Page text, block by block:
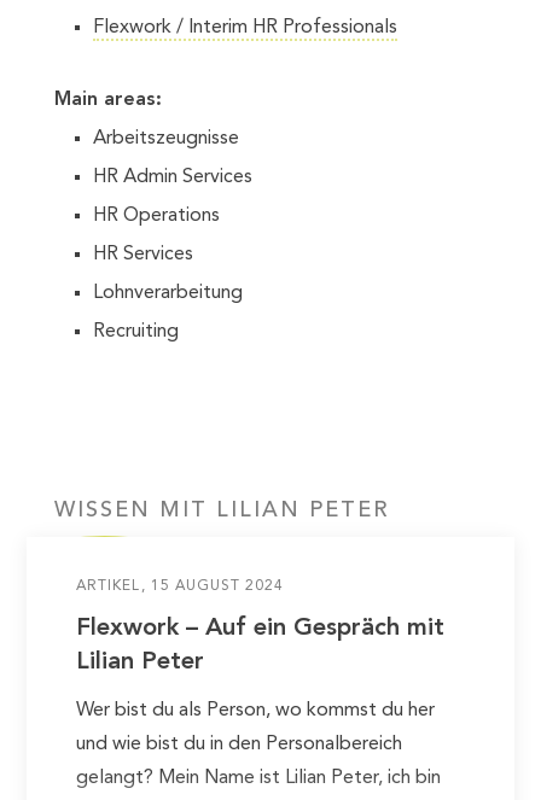
Flexwork / Interim HR Professionals
Main areas:
Arbeitszeugnisse
HR Admin Services
HR Operations
HR Services
Lohnverarbeitung
Recruiting
WISSEN MIT LILIAN PETER
ARTIKEL 15 AUGUST 2024
Flexwork – Auf ein Gespräch mit
Lilian Peter
Wer bist du als Person, wo kommst du her
und wie bist du in den Personalbereich
gelangt? Mein Name ist Lilian Peter, ich bin